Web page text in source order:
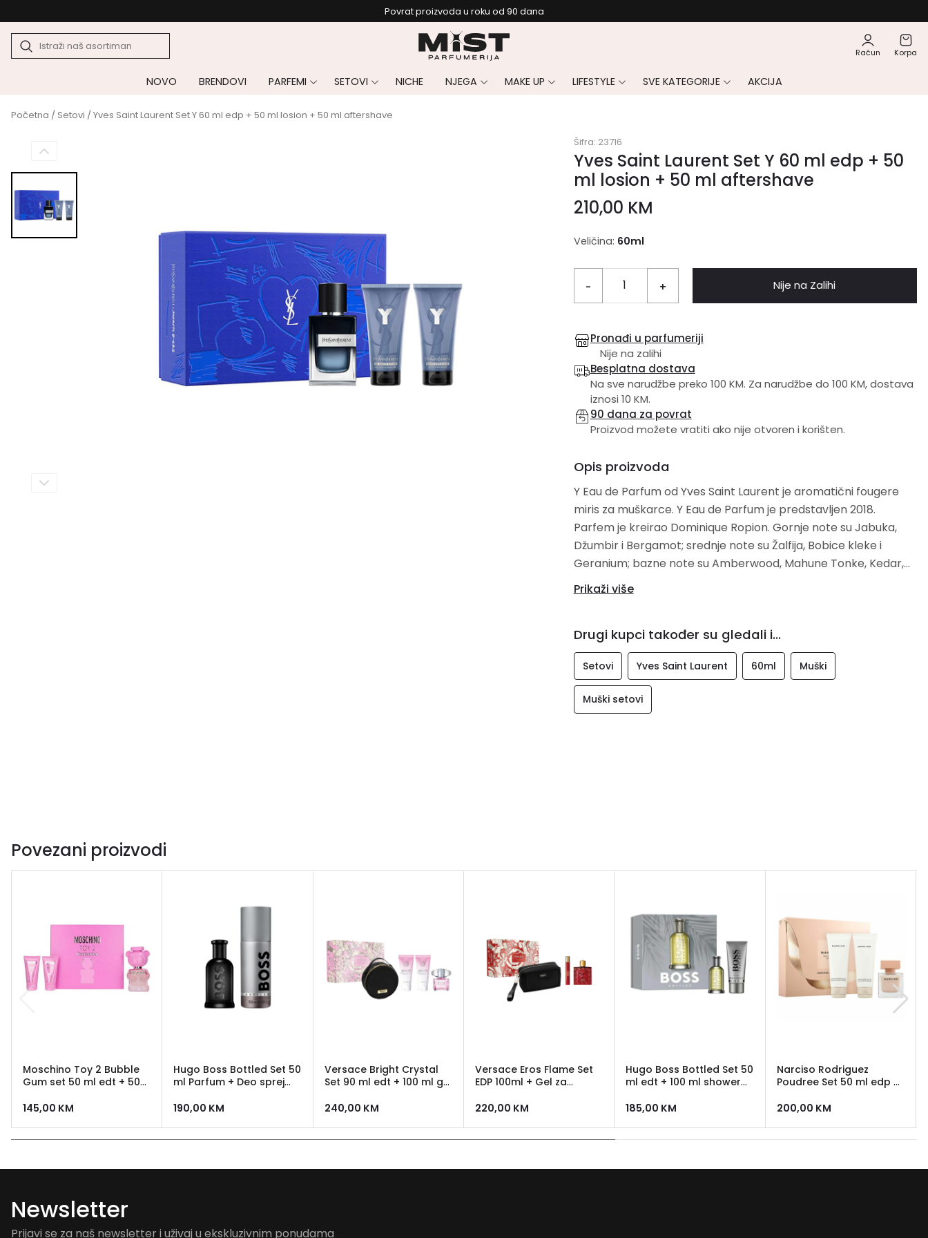
Povrat proizvoda u roku od 90 dana
Račun Korpa
NOVO BRENDOVI PARFEMI SETOVI NICHE NJEGA MAKE UP LIFESTYLE SVE KATEGORIJE AKCIJA
Početna / Setovi / Yves Saint Laurent Set Y 60 ml edp + 50 ml losion + 50 ml aftershave
Šifra: 23716
Yves Saint Laurent Set Y 60 ml edp + 50
ml losion + 50 ml aftershave
210,00 KM
Veličina: 60ml
- + Nije na Zalihi
Pronađi u parfumeriji
Nije na zalihi
Besplatna dostava
Na sve narudžbe preko 100 KM. Za narudžbe do 100 KM, dostava
iznosi 10 KM.
90 dana za povrat
Proizvod možete vratiti ako nije otvoren i korišten.
Opis proizvoda
Y Eau de Parfum od Yves Saint Laurent je aromatični fougere
miris za muškarce. Y Eau de Parfum je predstavljen 2018.
Parfem je kreirao Dominique Ropion. Gornje note su Jabuka,
Džumbir i Bergamot; srednje note su Žalfija, Bobice kleke i
Geranium; bazne note su Amberwood, Mahune Tonke, Kedar,
vetiver i Olibanum.
Prikaži više
Drugi kupci također su gledali i...
Setovi Yves Saint Laurent 60ml Muški
Muški setovi
Povezani proizvodi
Moschino Toy 2 Bubble
Gum set 50 ml edt + 50
tusiranje
145,00 KM
Hugo Boss Bottled Set 50
ml Parfum + Deo sprej
190,00 KM
Versace Bright Crystal
Set 90 ml edt + 100 ml gel
losion + Versace neseser
240,00 KM
Versace Eros Flame Set
EDP 100ml + Gel za
220,00 KM
Hugo Boss Bottled Set 50
ml edt + 100 ml shower
185,00 KM
Narciso Rodriguez
Poudree Set 50 ml edp +
50 ml losion
200,00 KM
Newsletter
Prijavi se za naš newsletter i uživaj u ekskluzivnim ponudama